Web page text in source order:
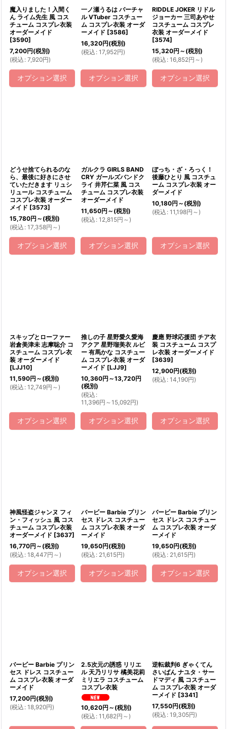
魔入りました！入間く
ん ライム先生 風 コス
チューム コスプレ衣装
オーダーメイド
[3590]
7,200円(税別)
(税込 : 7,920円)
オプション選択
一ノ瀬うるは バーチャ
ル VTuber コスチュー
ム コスプレ衣装 オーダ
ーメイド [3586]
16,320円(税別)
(税込 : 17,952円)
オプション選択
RIDDLE JOKER リドル
ジョーカー 三司あやせ
コスチューム コスプレ
衣装 オーダーメイド
[3574]
15,320円 ～ (税別)
(税込 : 16,852円 ～)
オプション選択
どうせ捨てられるのな
ら、最後に好きにさせ
ていただきます リュシ
リュール コスチューム
コスプレ衣装 オーダー
メイド [3573]
15,780円 ～ (税別)
(税込 : 17,358円 ～)
オプション選択
ガルクラ GIRLS BAND
CRY ガールズバンドク
ライ 井芹仁菜 風 コス
チューム コスプレ衣装
オーダーメイド
11,650円 ～ (税別)
(税込 : 12,815円 ～)
オプション選択
ぼっち・ざ・ろっく！
後藤ひとり 風 コスチュ
ーム コスプレ衣装 オー
ダーメイド
10,180円 ～ (税別)
(税込 : 11,198円 ～)
オプション選択
スキップとローファー
岩倉美津未 志摩聡介 コ
スチューム コスプレ衣
装 オーダーメイド
[LJJ10]
11,590円 ～ (税別)
(税込 : 12,749円 ～)
オプション選択
推しの子 星野愛久愛海
アクア 星野瑠美衣 ルビ
ー 有馬かな コスチュー
ム コスプレ衣装 オーダ
ーメイド [LJJ9]
10,360円 ～13,720円
(税別)
(税込 :
11,396円 ～15,092円)
オプション選択
慶應 野球応援団 チア衣
装 コスチューム コスプ
レ衣装 オーダーメイド
[3639]
12,900円(税別)
(税込 : 14,190円)
オプション選択
神風怪盗ジャンヌ フィ
ン・フィッシュ 風 コス
チューム コスプレ衣装
オーダーメイド [3637]
16,770円 ～ (税別)
(税込 : 18,447円 ～)
オプション選択
バービー Barbie プリン
セス ドレス コスチュー
ム コスプレ衣装 オーダ
ーメイド
19,650円(税別)
(税込 : 21,615円)
オプション選択
バービー Barbie プリン
セス ドレス コスチュー
ム コスプレ衣装 オーダ
ーメイド
19,650円(税別)
(税込 : 21,615円)
オプション選択
バービー Barbie プリン
セス ドレス コスチュー
ム コスプレ衣装 オーダ
ーメイド
17,200円(税別)
(税込 : 18,920円)
2.5次元の誘惑 リリエ
ル 天乃リリサ 橘美花莉
ミリエラ コスチューム
コスプレ衣装
10,620円 ～ (税別)
(税込 : 11,682円 ～)
逆転裁判6 ぎゃくてん
さいばん ナユタ・サー
ドマディ 風 コスチュー
ム コスプレ衣装 オーダ
ーメイド [3341]
17,550円(税別)
(税込 : 19,305円)